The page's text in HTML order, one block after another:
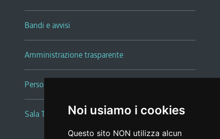
Noi usiamo i cookies
Questo sito NON utilizza alcun
Bandi e avvisi
Amministrazione trasparente
Persone e Uffici
Sala Tiziano Tessitori